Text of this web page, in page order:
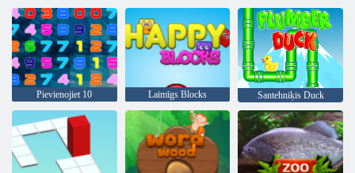
Pievienojiet 10 Laimīgs Blocks Santehniķis Duck